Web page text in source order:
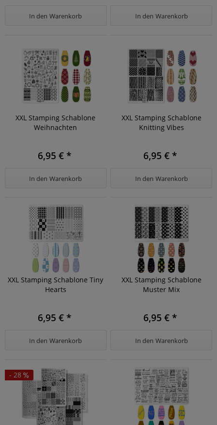
In den Warenkorb In den Warenkorb
XXL Stamping Schablone
Weihnachten
6,95 € *
In den Warenkorb
XXL Stamping Schablone
Knitting Vibes
6,95 € *
In den Warenkorb
XXL Stamping Schablone Tiny
Hearts
6,95 € *
In den Warenkorb
XXL Stamping Schablone
Muster Mix
6,95 € *
In den Warenkorb
- 28